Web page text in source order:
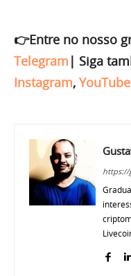
👉Entre no nosso
Telegram | Siga
Instagram, YouTube
https://